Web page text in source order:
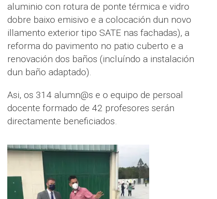
aluminio con rotura de ponte térmica e vidro
dobre baixo emisivo e a colocación dun novo
illamento exterior tipo SATE nas fachadas), a
reforma do pavimento no patio cuberto e a
renovación dos baños (incluíndo a instalación
dun baño adaptado).
Asi, os 314 alumn@s e o equipo de persoal
docente formado de 42 profesores serán
directamente beneficiados.